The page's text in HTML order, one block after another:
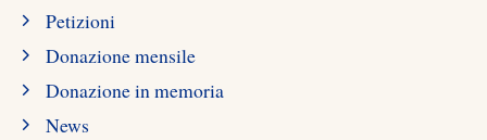
Petizioni
Donazione mensile
Donazione in memoria
News